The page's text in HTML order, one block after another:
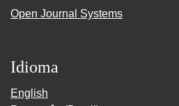
Open Journal Systems
Idioma
English